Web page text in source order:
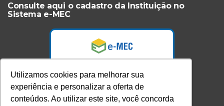
Utilizamos cookies para melhorar sua
experiência e personalizar a oferta de
conteúdos. Ao utilizar este site, você concorda
Consulte aqui o cadastro da Instituição no
Sistema e-MEC